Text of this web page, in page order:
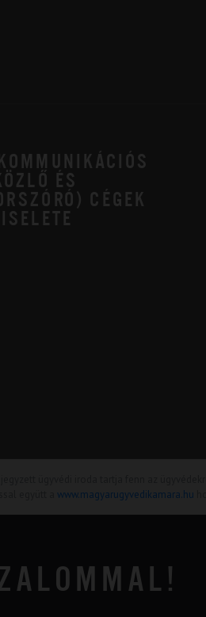
ÉS
CÉGEK
www.magyarugyvedikamara.hu